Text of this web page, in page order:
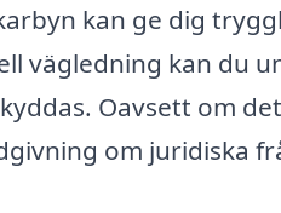
kan ge dig
vägledning kan du
Oavsett om
om juridiska